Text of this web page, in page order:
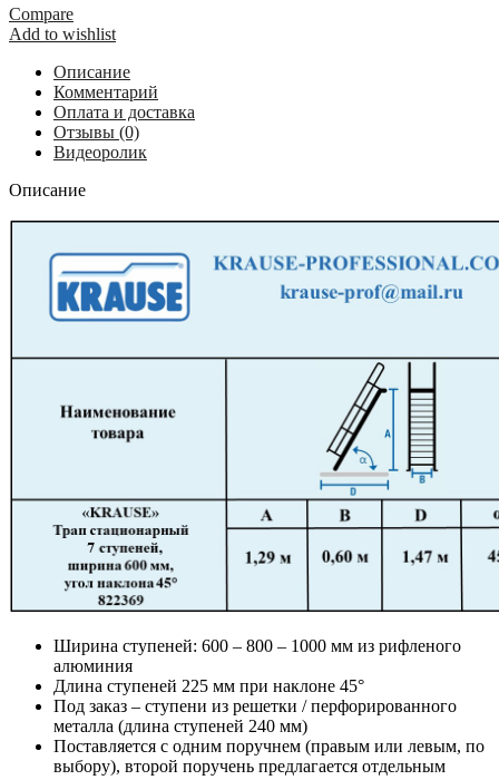
7
ступеней,
ширина
600
мм,
угол
наклона
45°
KRAUSE
822369
Compare
Add to wishlist
Описание
Комментарий
Оплата и доставка
Отзывы (0)
Видеоролик
Описание
Ширина ступеней: 600 – 800 – 1000 мм из рифленого
алюминия
Длина ступеней 225 мм при наклоне 45°
Под заказ – ступени из решетки / перфорированного
металла (длина ступеней 240 мм)
Поставляется с одним поручнем (правым или левым, по
выбору), второй поручень предлагается отдельным